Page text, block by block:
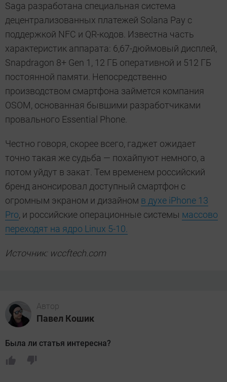
Saga разработана специальная система
децентрализованных платежей Solana Pay с
поддержкой NFC и QR-кодов. Известна часть
характеристик аппарата: 6,67-дюймовый дисплей,
Snapdragon 8+ Gen 1, 12 ГБ оперативной и 512 ГБ
постоянной памяти. Непосредственно
производством смартфона займется компания
OSOM, основанная бывшими разработчиками
провального Essential Phone.
Честно говоря, скорее всего, гаджет ожидает
точно такая же судьба — похайпуют немного, а
потом уйдут в закат. Тем временем российский
бренд анонсировал доступный смартфон с
огромным экраном и дизайном в духе iPhone 13
Pro, и российские операционные системы массово
переходят на ядро Linux 5-10.
Источник: wccftech.com
Автор
Павел Кошик
Была ли статья интересна?